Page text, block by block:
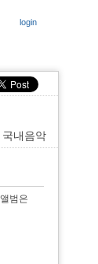
login
국내음악
범은